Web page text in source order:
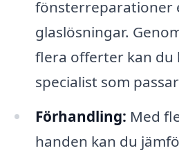
fönsterreparationer
glaslösningar.
flera offerter kan du
specialist som
Förhandling: Med
handen kan du